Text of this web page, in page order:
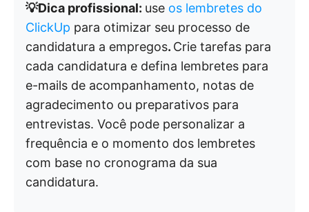
💡Dica profissional: use os lembretes do
ClickUp para otimizar seu processo de
candidatura a empregos. Crie tarefas para
cada candidatura e defina lembretes para
e-mails de acompanhamento, notas de
agradecimento ou preparativos para
entrevistas. Você pode personalizar a
frequência e o momento dos lembretes
com base no cronograma da sua
candidatura.